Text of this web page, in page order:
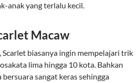
anak yang terlalu kecil.
Macaw
Scarlet biasanya ingin mempelajari trik
lima hingga 10 kota. Bahkan
bersuara sangat keras sehingga